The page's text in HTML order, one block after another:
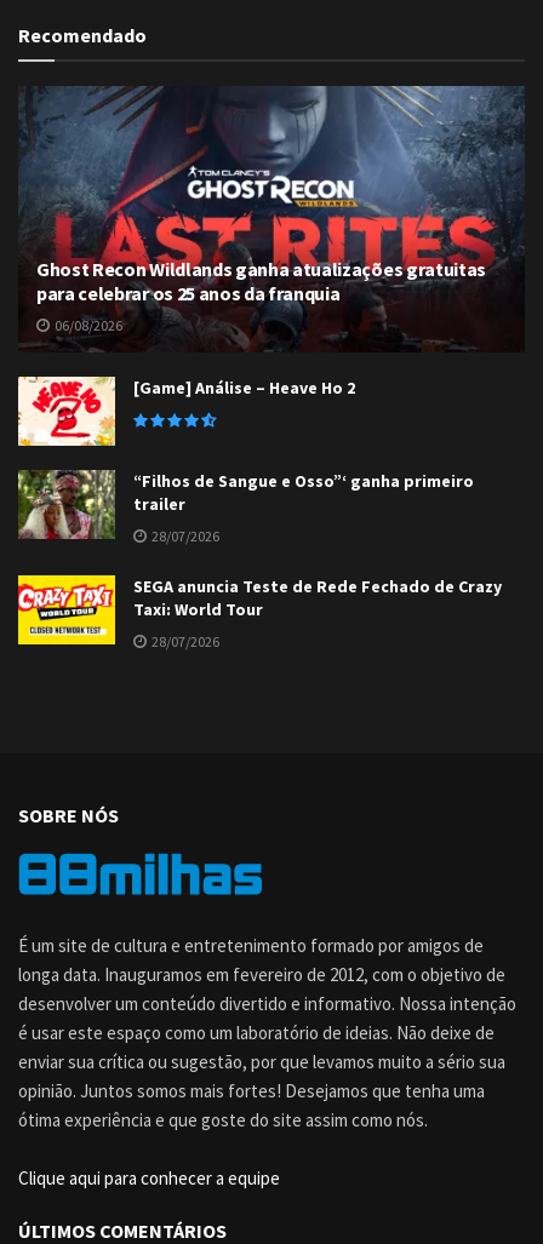
Recomendado
Ghost Recon Wildlands ganha atualizações gratuitas
para celebrar os 25 anos da franquia
06/08/2026
[Game] Análise – Heave Ho 2
“Filhos de Sangue e Osso”‘ ganha primeiro
trailer
28/07/2026
SEGA anuncia Teste de Rede Fechado de Crazy
Taxi: World Tour
28/07/2026
SOBRE NÓS
É um site de cultura e entretenimento formado por amigos de
longa data. Inauguramos em fevereiro de 2012, com o objetivo de
desenvolver um conteúdo divertido e informativo. Nossa intenção
é usar este espaço como um laboratório de ideias. Não deixe de
enviar sua crítica ou sugestão, por que levamos muito a sério sua
opinião. Juntos somos mais fortes! Desejamos que tenha uma
ótima experiência e que goste do site assim como nós.
Clique aqui para conhecer a equipe
ÚLTIMOS COMENTÁRIOS